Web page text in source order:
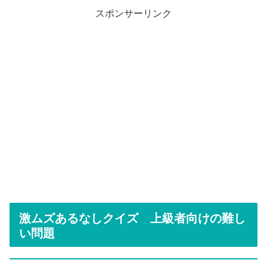
スポンサーリンク
激ムズあるなしクイズ 上級者向けの難し
い問題